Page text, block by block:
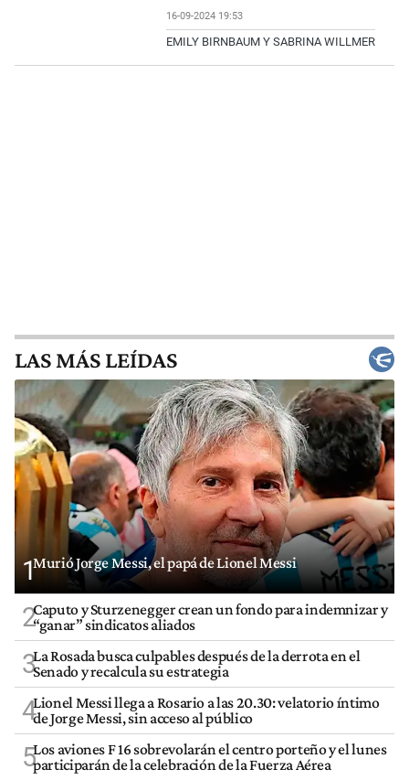
16-09-2024 19:53
EMILY BIRNBAUM Y SABRINA WILLMER
LAS MÁS LEÍDAS
1Murió Jorge Messi, el papá de Lionel Messi
2Caputo y Sturzenegger crean un fondo para indemnizar y
“ganar” sindicatos aliados
3La Rosada busca culpables después de la derrota en el
Senado y recalcula su estrategia
4Lionel Messi llega a Rosario a las 20.30: velatorio íntimo
de Jorge Messi, sin acceso al público
5Los aviones F 16 sobrevolarán el centro porteño y el lunes
participarán de la celebración de la Fuerza Aérea